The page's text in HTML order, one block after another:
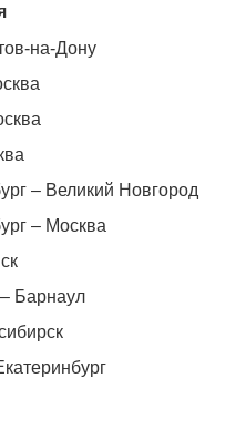
на-Дону
– Великий Новгород
– Москва
Барнаул